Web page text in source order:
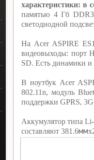
характеристики: в
памятью 4 Гб
светодиодной
На Acer ASPIRE
видеовыходы: порт
SD. Есть динамики и
В ноутбук Acer
802.11n, модуль
поддержки GPRS,
Аккумулятор типа
составляют 381.6мм